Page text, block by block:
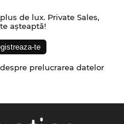
de lux. Private Sales,
așteaptă!
prelucrarea datelor